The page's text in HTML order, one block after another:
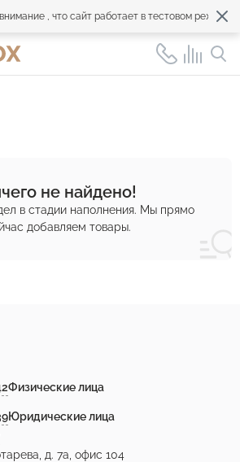
, что сайт работает в тестовом режиме.
не найдено!
в стадии наполнения. Мы прямо
добавляем товары.
Физические лица
Юридические лица
д. 7а, офис 104